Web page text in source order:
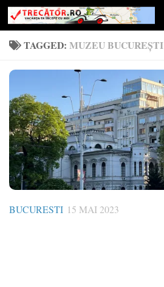
Skip to content
TAGGED: MUZEU BUCUREȘTI
BUCURESTI 15 MAI 2023